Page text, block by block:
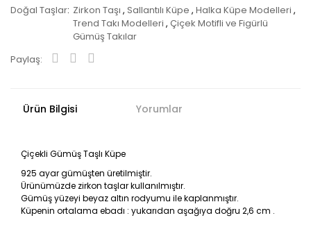
Doğal Taşlar Zirkon Taşı , Sallantılı Küpe , Halka Küpe Modelleri ,
Trend Takı Modelleri , Çiçek Motifli ve Figürlü
Gümüş Takılar
Paylaş:
Ürün Bilgisi Yorumlar
Çiçekli Gümüş Taşlı Küpe
925 ayar gümüşten üretilmiştir.
Ürünümüzde zirkon taşlar kullanılmıştır.
Gümüş yüzeyi beyaz altın rodyumu ile kaplanmıştır.
Küpenin ortalama ebadı : yukarıdan aşağıya doğru 2,6 cm .